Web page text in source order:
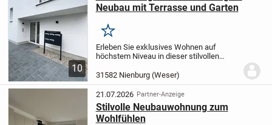
10
Neubau mit Terrasse und Garten
Merken
Erleben Sie exklusives Wohnen auf
höchstem Niveau in dieser stilvollen
modernsten Standards realisierten
Neubauprojekts in ruhiger Lage von
Nienburg.Die Wohnung vereint...
31582 Nienburg (Weser)
21.07.2026 Partner-Anzeige
Stilvolle Neubauwohnung zum
Wohlfühlen